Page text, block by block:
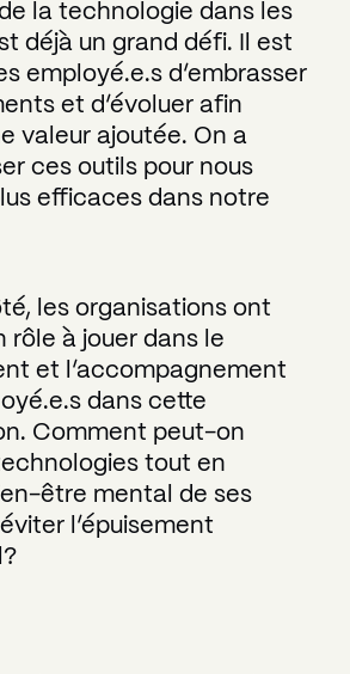
la technologie dans les
déjà un grand défi. Il est
employé.e.s d’embrasser
et d’évoluer afin
valeur ajoutée. On a
ces outils pour nous
efficaces dans notre
les organisations ont
rôle à jouer dans le
et l’accompagnement
dans cette
Comment peut-on
tout en
être mental de ses
l’épuisement